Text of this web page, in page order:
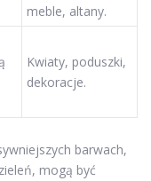
meble, altany.
Kwiaty, poduszki,
dekoracje.
barwach,
mogą być